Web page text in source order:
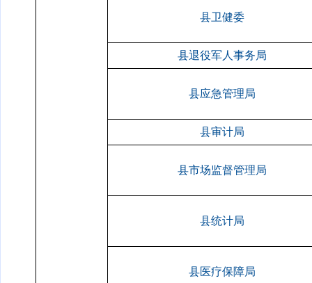
县卫健委
县退役军人事务局
县应急管理局
县审计局
县市场监督管理局
县统计局
县医疗保障局